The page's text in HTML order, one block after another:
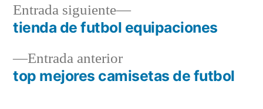
Navegación
de
entradas
Entrada anteriorEntrada
anterior:
top mejores camisetas de futbol
Entrada siguiente
Entrada
siguiente:
tienda de futbol equipaciones